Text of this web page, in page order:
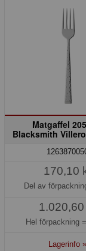
Matgaffel
Blacksmith
170,10
Del av
Hel förpackning
Lagerinfo »